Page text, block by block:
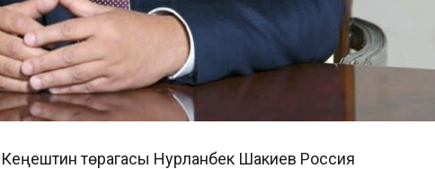
Кеңештин төрагасы Нурланбек Шакиев Россия